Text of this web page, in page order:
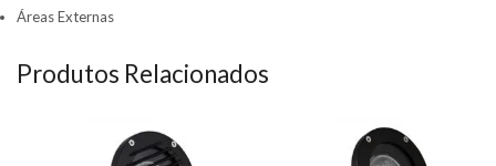
Áreas Externas
Produtos Relacionados